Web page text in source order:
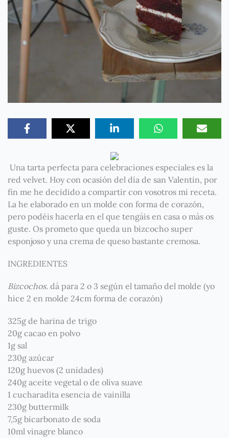
Una tarta perfecta para celebraciones especiales es la
red velvet. Hoy con ocasión del día de san Valentin, por
fin me he decidido a compartir con vosotros mi receta.
La he elaborado en un molde con forma de corazón,
pero podéis hacerla en el que tengáis en casa o más os
guste. Os prometo que queda un bizcocho super
esponjoso y una crema de queso bastante cremosa.
INGREDIENTES
Bizcochos. dá para 2 o 3 según el tamaño del molde (yo
hice 2 en molde 24cm forma de corazón)
325g de harina de trigo
20g cacao en polvo
1g sal
230g azúcar
120g huevos (2 unidades)
240g aceite vegetal o de oliva suave
1 cucharadita esencia de vainilla
230g buttermilk
7,5g bicarbonato de soda
10ml vinagre blanco